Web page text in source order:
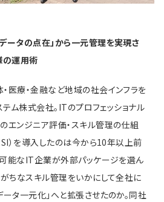
ータの点在」から一元管理を実現さ
の運用術
医療・金融など地域の社会インフラを
ム株式会社。ITのプロフェッショナル
エンジニア評価・スキル管理の仕組
）を導入したのは今から10年以上前
能なIT企業が外部パッケージを選ん
がちなスキル管理をいかにして全社に
ータ一元化」へと拡張させたのか。同社